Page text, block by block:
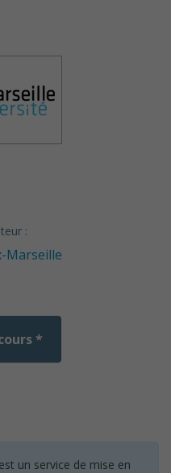
:
Marseille
*
un service de mise en